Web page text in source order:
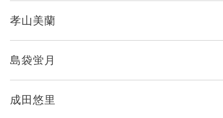
孝山美蘭
島袋蛍月
成田悠里